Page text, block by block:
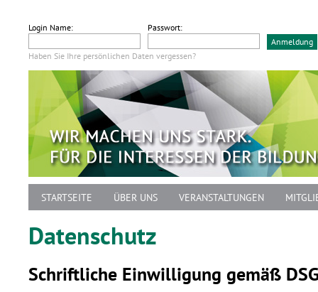
Login Name: Passwort:
Haben Sie Ihre persönlichen Daten vergessen?
STARTSEITE ÜBER UNS VERANSTALTUNGEN
Datenschutz
Schriftliche Einwilligung gemäß